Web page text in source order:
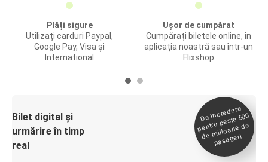
Plăți sigure
Utilizați carduri Paypal,
Google Pay, Visa și
International
Ușor de cumpărat
Cumpărați biletele online, în
aplicația noastră sau într-un
Flixshop
Bilet digital și
urmărire în timp
real
De încredere
pentru peste 500
de
milioane de
pasageri